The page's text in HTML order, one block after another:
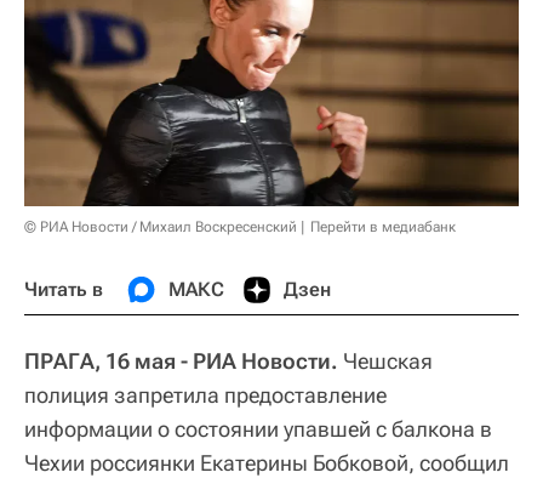
© РИА Новости / Михаил Воскресенский Перейти в медиабанк
Читать в МАКС Дзен
ПРАГА, 16 мая - РИА Новости. Чешская
полиция запретила предоставление
информации о состоянии упавшей с балкона в
Чехии россиянки Екатерины Бобковой, сообщил